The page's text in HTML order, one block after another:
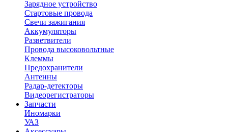
Зарядное устройство
Стартовые провода
Свечи зажигания
Аккумуляторы
Разветвители
Провода высоковольтные
Клеммы
Предохранители
Антенны
Радар-детекторы
Видеорегистраторы
Запчасти
Иномарки
УАЗ